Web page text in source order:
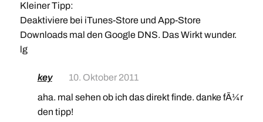
Kleiner Tipp:
Deaktiviere bei iTunes-Store und App-Store
Downloads mal den Google DNS. Das Wirkt wunder.
lg
key
10. Oktober 2011
aha. mal sehen ob ich das direkt finde. danke fÃ¼r
den tipp!